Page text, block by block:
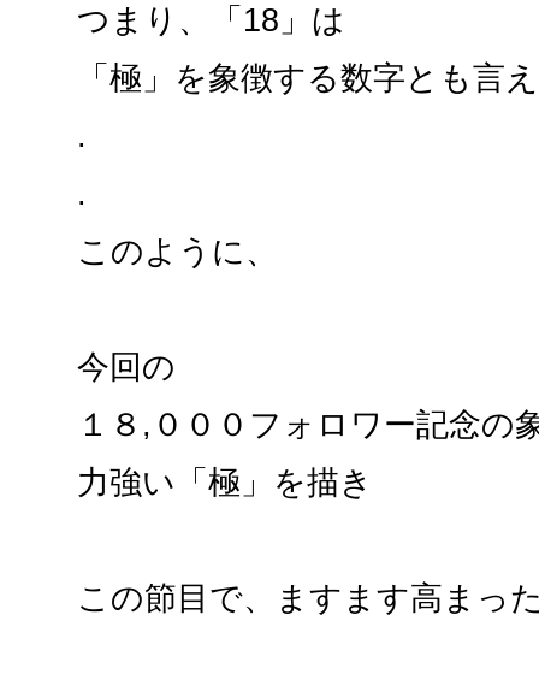
つまり、「18」は
「極」を象徴する数字とも言
.
.
このように、
今回の
１８,０００フォロワー記念の
力強い「極」を描き
この節目で、ますます高まっ